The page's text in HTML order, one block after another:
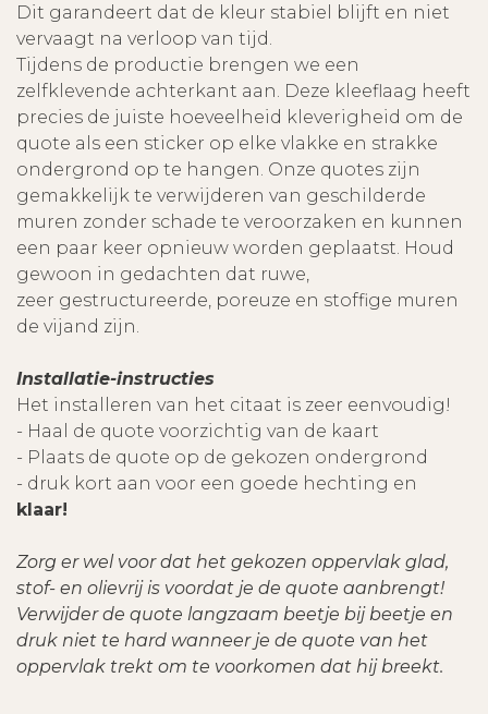
Dit garandeert dat de kleur stabiel blijft en niet
vervaagt na verloop van tijd.
Tijdens de productie brengen we een
zelfklevende achterkant aan. Deze kleeflaag heeft
precies de juiste hoeveelheid kleverigheid om de
quote als een sticker op elke vlakke en strakke
ondergrond op te hangen. Onze quotes zijn
gemakkelijk te verwijderen van geschilderde
muren zonder schade te veroorzaken en kunnen
een paar keer opnieuw worden geplaatst. Houd
gewoon in gedachten dat ruwe,
zeer gestructureerde, poreuze en stoffige muren
de vijand zijn.
Installatie-instructies
Het installeren van het citaat is zeer eenvoudig!
- Haal de quote voorzichtig van de kaart
- Plaats de quote op de gekozen ondergrond
- druk kort aan voor een goede hechting en
klaar!
Zorg er wel voor dat het gekozen oppervlak glad,
stof- en olievrij is voordat je de quote aanbrengt!
Verwijder de quote langzaam beetje bij beetje en
druk niet te hard wanneer je de quote van het
oppervlak trekt om te voorkomen dat hij breekt.